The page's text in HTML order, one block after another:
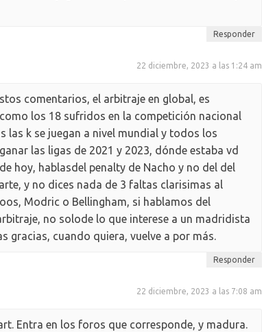
Responder
22 diciembre, 2023 a las 1:24 am
comentarios, el arbitraje en global, es
los 18 sufridos en la competición nacional
las k se juegan a nivel mundial y todos los
las ligas de 2021 y 2023, dónde estaba vd
hoy, hablasdel penalty de Nacho y no del del
y no dices nada de 3 faltas clarisimas al
Modric o Bellingham, si hablamos del
no solode lo que interese a un madridista
gracias, cuando quiera, vuelve a por más.
Responder
22 diciembre, 2023 a las 7:08 am
Entra en los foros que corresponde, y madura.